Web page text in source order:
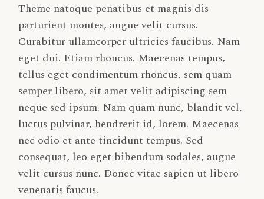
Theme natoque penatibus et magnis dis
parturient montes, augue velit cursus.
Curabitur ullamcorper ultricies faucibus. Nam
eget dui. Etiam rhoncus. Maecenas tempus,
tellus eget condimentum rhoncus, sem quam
semper libero, sit amet velit adipiscing sem
neque sed ipsum. Nam quam nunc, blandit vel,
luctus pulvinar, hendrerit id, lorem. Maecenas
nec odio et ante tincidunt tempus. Sed
consequat, leo eget bibendum sodales, augue
velit cursus nunc. Donec vitae sapien ut libero
venenatis faucus.